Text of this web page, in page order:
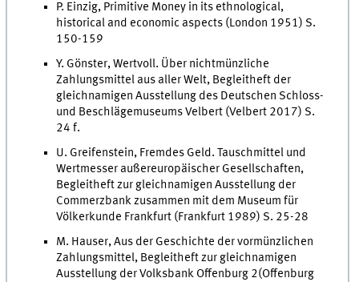
P. Einzig, Primitive Money in its ethnological,
historical and economic aspects (London 1951) S.
150-159
Y. Gönster, Wertvoll. Über nichtmünzliche
Zahlungsmittel aus aller Welt, Begleitheft der
gleichnamigen Ausstellung des Deutschen Schloss-
und Beschlägemuseums Velbert (Velbert 2017) S.
24 f.
U. Greifenstein, Fremdes Geld. Tauschmittel und
Wertmesser außereuropäischer Gesellschaften,
Begleitheft zur gleichnamigen Ausstellung der
Commerzbank zusammen mit dem Museum für
Völkerkunde Frankfurt (Frankfurt 1989) S. 25-28
M. Hauser, Aus der Geschichte der vormünzlichen
Zahlungsmittel, Begleitheft zur gleichnamigen
Ausstellung der Volksbank Offenburg 2(Offenburg